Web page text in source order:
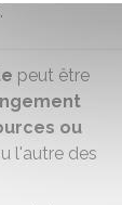
peut être
ou
l'autre des